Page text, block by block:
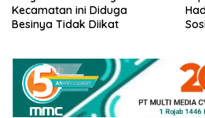
Kecamatan ini Diduga
Besinya Tidak Diikat